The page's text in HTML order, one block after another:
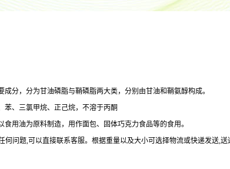
分，分为甘油磷脂与鞘磷脂两大类，分别由甘油和鞘氨醇构成。
苯、三氯甲烷、正己烷，不溶于丙酮
用油为原料制造，用作面包、固体巧克力食品等的食用。
问题,可以直接联系客服。根据重量以及大小可选择物流或快递发送,送